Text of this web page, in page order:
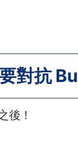
對抗
後！